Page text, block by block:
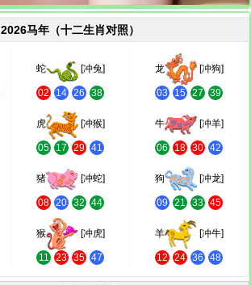
2026马年（十二生肖对照）
蛇 [冲兔]
02 14 26 38
龙 [冲狗]
03 15 27 39
虎 [冲猴]
05 17 29 41
牛 [冲羊]
06 18 30 42
猪 [冲蛇]
08 20 32 44
狗 [冲龙]
09 21 33 45
猴 [冲虎]
11 23 35 47
羊 [冲牛]
12 24 36 48